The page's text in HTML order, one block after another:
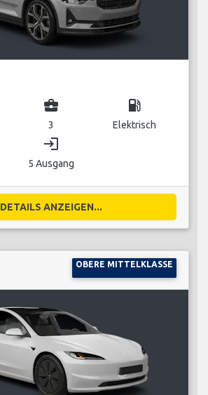
business_center
3
local_gas_station
Elektrisch
login
5 Ausgang
DETAILS ANZEIGEN...
OBERE MITTELKLASSE